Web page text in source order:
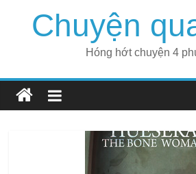
Chuyện
Hóng hớt chuyện 4